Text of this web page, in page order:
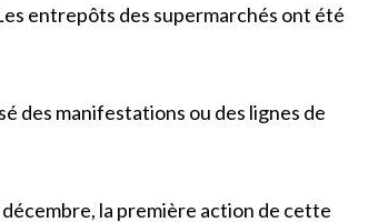
entrepôts des supermarchés ont été
des manifestations ou des lignes de
la première action de cette